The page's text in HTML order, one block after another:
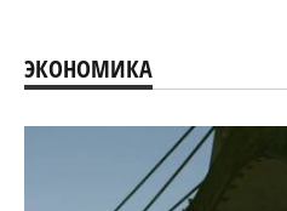
ЭКОНОМИКА